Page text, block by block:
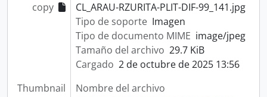
copy
CL_ARAU-RZURITA-PLIT-DIF-99_141.jpg
Tipo de soporte Imagen
Tipo de documento MIME image/jpeg
Tamaño del archivo 29.7 KiB
Cargado 2 de octubre de 2025 13:56
Thumbnail
Nombre del archivo